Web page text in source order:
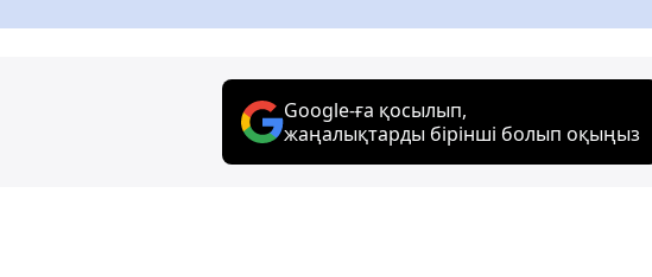
Google-ға қосылып,
жаңалықтарды бірінші болып оқыңыз